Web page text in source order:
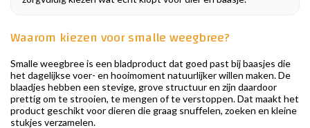
Waarom kiezen voor smalle weegbree?
Smalle weegbree is een bladproduct dat goed past bij baasjes die
het dagelijkse voer- en hooimoment natuurlijker willen maken. De
blaadjes hebben een stevige, grove structuur en zijn daardoor
prettig om te strooien, te mengen of te verstoppen. Dat maakt het
product geschikt voor dieren die graag snuffelen, zoeken en kleine
stukjes verzamelen.